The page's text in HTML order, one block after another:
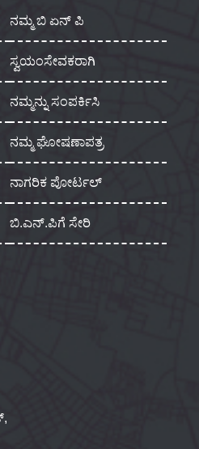
ನಮ್ಮ ಬಿ ಏನ್ ಪಿ
ಸ್ವಯಂಸೇವಕರಾಗಿ
ನಮ್ಮನ್ನು ಸಂಪರ್ಕಿಸಿ
ನಮ್ಮ ಘೋಷಣಾಪತ್ರ
ನಾಗರಿಕ ಪೋರ್ಟಲ್
ಬಿ.ಎನ್.ಪಿಗೆ ಸೇರಿ